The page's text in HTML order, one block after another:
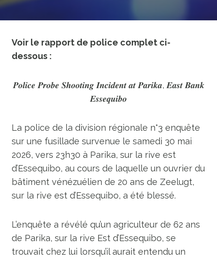
Voir le rapport de police complet ci-
dessous :
𝑷𝒐𝒍𝒊𝒄𝒆 𝑷𝒓𝒐𝒃𝒆 𝑺𝒉𝒐𝒐𝒕𝒊𝒏𝒈 𝑰𝒏𝒄𝒊𝒅𝒆𝒏𝒕 𝒂𝒕 𝑷𝒂𝒓𝒊𝒌𝒂, 𝑬𝒂𝒔𝒕 𝑩𝒂𝒏𝒌
𝑬𝒔𝒔𝒆𝒒𝒖𝒊𝒃𝒐
La police de la division régionale n°3 enquête
sur une fusillade survenue le samedi 30 mai
2026, vers 23h30 à Parika, sur la rive est
d’Essequibo, au cours de laquelle un ouvrier du
bâtiment vénézuélien de 20 ans de Zeelugt,
sur la rive est d’Essequibo, a été blessé.
L’enquête a révélé qu’un agriculteur de 62 ans
de Parika, sur la rive Est d’Essequibo, se
trouvait chez lui lorsqu’il aurait entendu un